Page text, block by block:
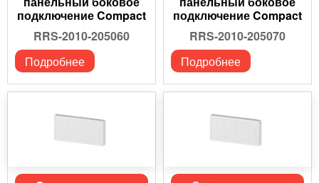
подключение Compact
RRS-2010-205060
Подробнее
подключение Compact
RRS-2010-205070
Подробнее